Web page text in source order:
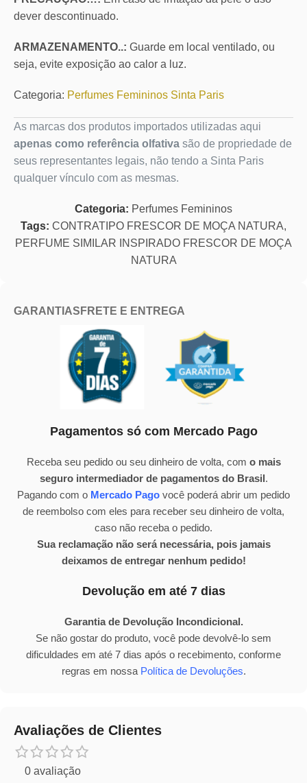
dever descontinuado.
ARMAZENAMENTO..: Guarde em local ventilado, ou
seja, evite exposição ao calor a luz.
Categoria: Perfumes Femininos Sinta Paris
As marcas dos produtos importados utilizadas aqui
apenas como referência olfativa são de propriedade de
seus representantes legais, não tendo a Sinta Paris
qualquer vínculo com as mesmas.
Categoria: Perfumes Femininos
Tags: CONTRATIPO FRESCOR DE MOÇA NATURA,
PERFUME SIMILAR INSPIRADO FRESCOR DE MOÇA
NATURA
GARANTIAS FRETE E ENTREGA
Pagamentos só com Mercado Pago
Receba seu pedido ou seu dinheiro de volta, com o mais
seguro intermediador de pagamentos do Brasil.
Pagando com o Mercado Pago você poderá abrir um pedido
de reembolso com eles para receber seu dinheiro de volta,
caso não receba o pedido.
Sua reclamação não será necessária, pois jamais
deixamos de entregar nenhum pedido!
Devolução em até 7 dias
Garantia de Devolução Incondicional.
Se não gostar do produto, você pode devolvê-lo sem
dificuldades em até 7 dias após o recebimento, conforme
regras em nossa Política de Devoluções.
Avaliações de Clientes
0 avaliação